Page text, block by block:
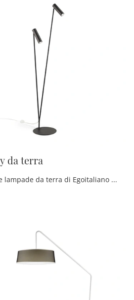
da terra
Con le lampade da terra di Egoitaliano potrai impreziosire i tuoi spazi: clicca e scopri Dolly da terra!